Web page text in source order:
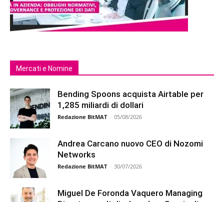
Mercati e Nomine
Bending Spoons acquista Airtable per
1,285 miliardi di dollari
Redazione BitMAT - 05/08/2026
Andrea Carcano nuovo CEO di Nozomi
Networks
Redazione BitMAT - 30/07/2026
Miguel De Foronda Vaquero Managing